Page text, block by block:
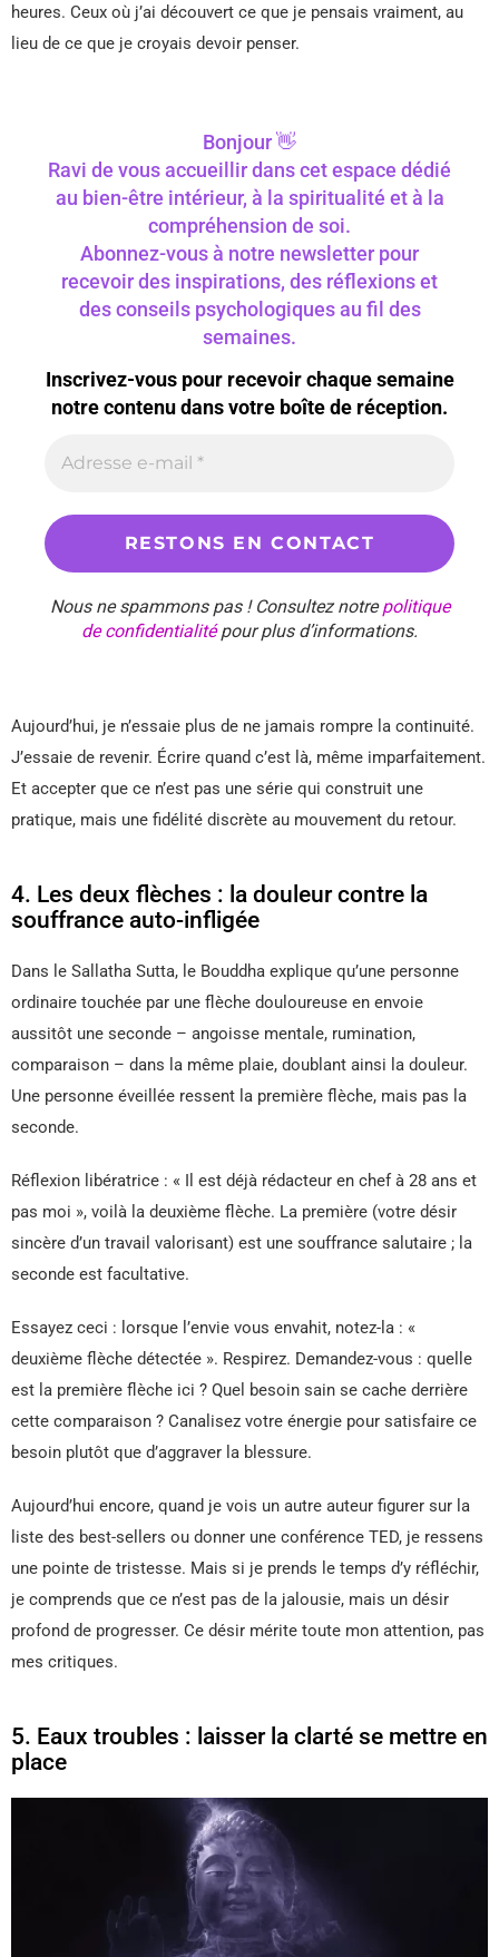
heures. Ceux où j’ai découvert ce que je pensais vraiment, au
lieu de ce que je croyais devoir penser.
Bonjour 👋
Ravi de vous accueillir dans cet espace dédié
au bien-être intérieur, à la spiritualité et à la
compréhension de soi.
Abonnez-vous à notre newsletter pour
recevoir des inspirations, des réflexions et
des conseils psychologiques au fil des
semaines.
Inscrivez-vous pour recevoir chaque semaine
notre contenu dans votre boîte de réception.
Nous ne spammons pas ! Consultez notrepolitique
de confidentialitépour plus d’informations.
Aujourd’hui, je n’essaie plus de ne jamais rompre la continuité.
J’essaie de revenir. Écrire quand c’est là, même imparfaitement.
Et accepter que ce n’est pas une série qui construit une
pratique, mais une fidélité discrète au mouvement du retour.
4. Les deux flèches : la douleur contre la
souffrance auto-infligée
Dans le Sallatha Sutta, le Bouddha explique qu’une personne
ordinaire touchée par une flèche douloureuse en envoie
aussitôt une seconde – angoisse mentale, rumination,
comparaison – dans la même plaie, doublant ainsi la douleur.
Une personne éveillée ressent la première flèche, mais pas la
seconde.
Réflexion libératrice : « Il est déjà rédacteur en chef à 28 ans et
pas moi », voilà la deuxième flèche. La première (votre désir
sincère d’un travail valorisant) est une souffrance salutaire ; la
seconde est facultative.
Essayez ceci : lorsque l’envie vous envahit, notez-la : «
deuxième flèche détectée ». Respirez. Demandez-vous : quelle
est la première flèche ici ? Quel besoin sain se cache derrière
cette comparaison ? Canalisez votre énergie pour satisfaire ce
besoin plutôt que d’aggraver la blessure.
Aujourd’hui encore, quand je vois un autre auteur figurer sur la
liste des best-sellers ou donner une conférence TED, je ressens
une pointe de tristesse. Mais si je prends le temps d’y réfléchir,
je comprends que ce n’est pas de la jalousie, mais un désir
profond de progresser. Ce désir mérite toute mon attention, pas
mes critiques.
5. Eaux troubles : laisser la clarté se mettre en
place